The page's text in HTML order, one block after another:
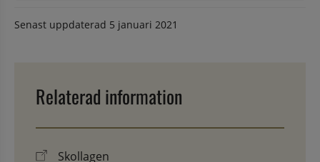
Senast uppdaterad 5 januari 2021
Relaterad information
Skollagen